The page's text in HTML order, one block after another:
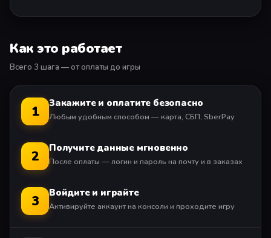
Как это работает
Всего 3 шага — от оплаты до игры
1 Закажите и оплатите безопасно
Любым удобным способом — карта, СБП, SberPay
2 Получите данные мгновенно
После оплаты — логин и пароль на почту и в заказах
3 Войдите и играйте
Активируйте аккаунт на консоли и проходите игру